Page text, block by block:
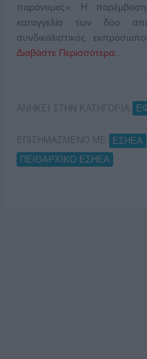
παράνομες». Η παρέμβαση
καταγγελία των δύο
συνδικαλιστικός
Διαβάστε Περισσότερα...
ΑΝΗΚΕΙ ΣΤΗΝ ΚΑΤΗΓΟΡΙΑ:
ΕΠΙΣΗΜΑΣΜΕΝΟ ΜΕ: ΕΣΗΕΑ
ΠΕΙΘΑΡΧΙΚΟ ΕΣΗΕΑ